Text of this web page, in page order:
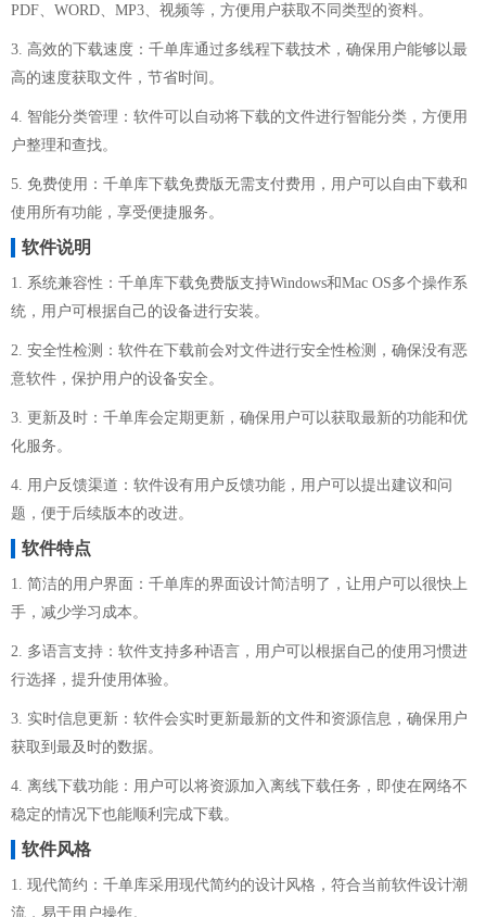
PDF、WORD、MP3、视频等，方便用户获取不同类型的资料。
3. 高效的下载速度：千单库通过多线程下载技术，确保用户能够以最
高的速度获取文件，节省时间。
4. 智能分类管理：软件可以自动将下载的文件进行智能分类，方便用
户整理和查找。
5. 免费使用：千单库下载免费版无需支付费用，用户可以自由下载和
使用所有功能，享受便捷服务。
软件说明
1. 系统兼容性：千单库下载免费版支持Windows和Mac OS多个操作系
统，用户可根据自己的设备进行安装。
2. 安全性检测：软件在下载前会对文件进行安全性检测，确保没有恶
意软件，保护用户的设备安全。
3. 更新及时：千单库会定期更新，确保用户可以获取最新的功能和优
化服务。
4. 用户反馈渠道：软件设有用户反馈功能，用户可以提出建议和问
题，便于后续版本的改进。
软件特点
1. 简洁的用户界面：千单库的界面设计简洁明了，让用户可以很快上
手，减少学习成本。
2. 多语言支持：软件支持多种语言，用户可以根据自己的使用习惯进
行选择，提升使用体验。
3. 实时信息更新：软件会实时更新最新的文件和资源信息，确保用户
获取到最及时的数据。
4. 离线下载功能：用户可以将资源加入离线下载任务，即使在网络不
稳定的情况下也能顺利完成下载。
软件风格
1. 现代简约：千单库采用现代简约的设计风格，符合当前软件设计潮
流，易于用户操作。